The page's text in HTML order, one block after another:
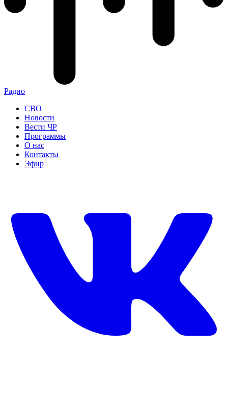
Радио
СВО
Новости
Вести ЧР
Программы
О нас
Контакты
Эфир